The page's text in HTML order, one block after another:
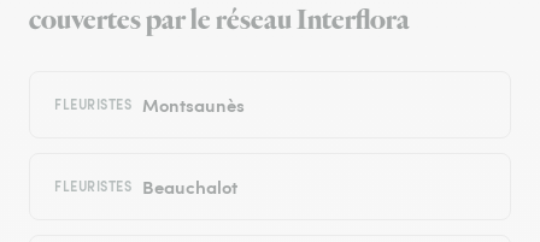
couvertes par le réseau Interflora
FLEURISTES Montsaunès
FLEURISTES Beauchalot